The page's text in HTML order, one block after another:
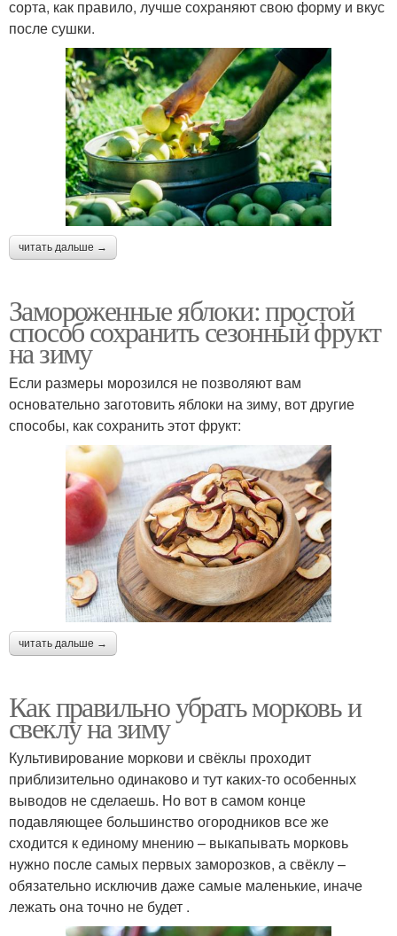
сорта, как правило, лучше сохраняют свою форму и вкус
после сушки.
читать дальше →
Замороженные яблоки: простой
способ сохранить сезонный фрукт
на зиму
Если размеры морозился не позволяют вам
основательно заготовить яблоки на зиму, вот другие
способы, как сохранить этот фрукт:
читать дальше →
Как правильно убрать морковь и
свеклу на зиму
Культивирование моркови и свёклы проходит
приблизительно одинаково и тут каких-то особенных
выводов не сделаешь. Но вот в самом конце
подавляющее большинство огородников все же
сходится к единому мнению – выкапывать морковь
нужно после самых первых заморозков, а свёклу –
обязательно исключив даже самые маленькие, иначе
лежать она точно не будет .